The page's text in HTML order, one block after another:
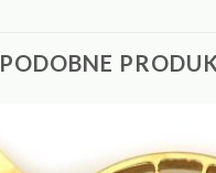
PODOBNE